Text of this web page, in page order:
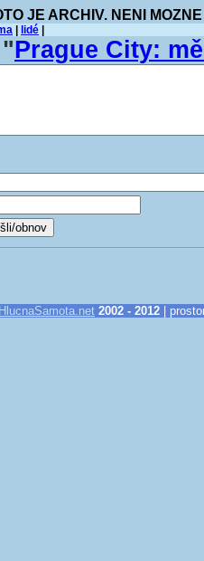
JE ARCHIV. NENI
lidé
Prague City:
HlucnaSamota.net 2002 - 2012 |